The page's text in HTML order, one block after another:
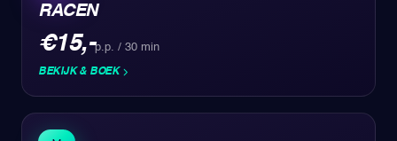
RACEN
€15,-p.p. / 30 min
BEKIJK & BOEK